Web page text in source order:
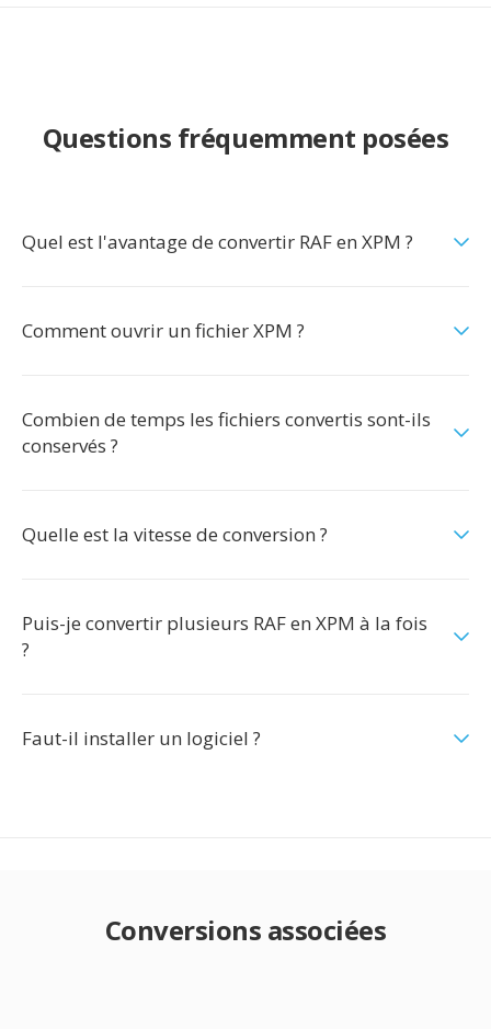
Questions fréquemment posées
Quel est l'avantage de convertir RAF en XPM ?
Comment ouvrir un fichier XPM ?
Combien de temps les fichiers convertis sont-ils
conservés ?
Quelle est la vitesse de conversion ?
Puis-je convertir plusieurs RAF en XPM à la fois
?
Faut-il installer un logiciel ?
Conversions associées